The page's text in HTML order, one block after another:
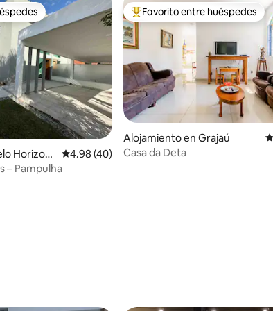
27 reseñas
Horizont
Calificación promedio: 4.98 de 5, 40 reseñas
4.98 (40)
– Pampulha
Favorito entre huéspedes
Favorito entre huéspedes
Alojamiento en Grajaú
Casa da Deta